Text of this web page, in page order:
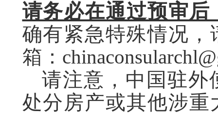
请务必在通过预审
确有紧急特殊情况
箱：
请注意，中国驻外
处分房产或其他涉